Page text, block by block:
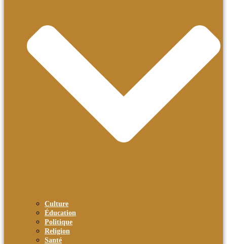
Culture
Éducation
Politique
Religion
Santé